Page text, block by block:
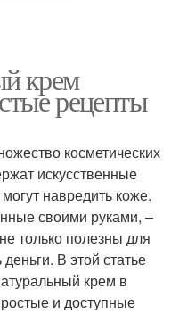
крем
рецепты
косметических
искусственные
навредить коже.
своими руками, –
только полезны для
В этой статье
крем в
и доступные